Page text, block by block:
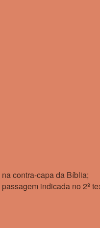
contra-capa da Bíblia;
indicada no 2º